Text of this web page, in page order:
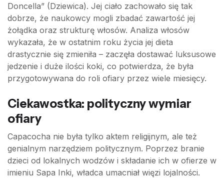
Doncella” (Dziewica). Jej ciało zachowało się tak
dobrze, że naukowcy mogli zbadać zawartość jej
żołądka oraz strukturę włosów. Analiza włosów
wykazała, że w ostatnim roku życia jej dieta
drastycznie się zmieniła – zaczęła dostawać luksusowe
jedzenie i duże ilości koki, co potwierdza, że była
przygotowywana do roli ofiary przez wiele miesięcy.
Ciekawostka: polityczny wymiar
ofiary
Capacocha nie była tylko aktem religijnym, ale też
genialnym narzędziem politycznym. Poprzez branie
dzieci od lokalnych wodzów i składanie ich w ofierze w
imieniu Sapa Inki, władca umacniał więzi lojalności.